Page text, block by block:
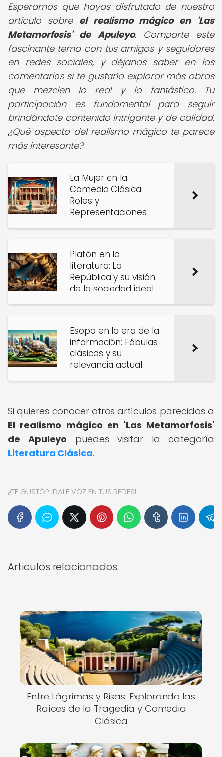
Esperamos que hayas disfrutado de nuestro
artículo sobre el realismo mágico en 'Las
Metamorfosis' de Apuleyo. Comparte este
fascinante tema con tus amigos y seguidores
en redes sociales, y déjanos saber en los
comentarios si te gustaría explorar más obras
que mezclen lo real y lo fantástico. Tu
participación es fundamental para seguir
brindándote contenido intrigante y de calidad.
¿Qué aspecto del realismo mágico te parece
más interesante?
La Mujer en la
Comedia Clásica:
Roles y
Representaciones
Platón en la
literatura: La
República y su visión
de la sociedad ideal
Esopo en la era de la
información: Fábulas
clásicas y su
relevancia actual
Si quieres conocer otros artículos parecidos a
El realismo mágico en 'Las Metamorfosis'
de Apuleyo puedes visitar la categoría
Literatura Clásica.
¿TE GUSTÓ? ¡DALE VOZ EN TUS REDES!
Articulos relacionados:
Entre Lágrimas y Risas: Explorando las
Raíces de la Tragedia y Comedia
Clásica